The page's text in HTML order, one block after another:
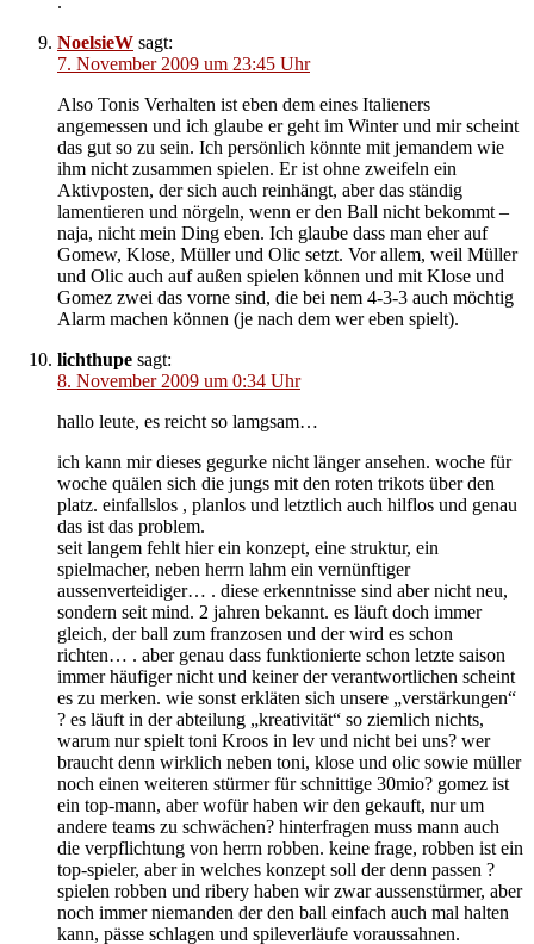
NoelsieW sagt:
7. November 2009 um 23:45 Uhr
Also Tonis Verhalten ist eben dem eines Italieners
angemessen und ich glaube er geht im Winter und mir scheint
das gut so zu sein. Ich persönlich könnte mit jemandem wie
ihm nicht zusammen spielen. Er ist ohne zweifeln ein
Aktivposten, der sich auch reinhängt, aber das ständig
lamentieren und nörgeln, wenn er den Ball nicht bekommt –
naja, nicht mein Ding eben. Ich glaube dass man eher auf
Gomew, Klose, Müller und Olic setzt. Vor allem, weil Müller
und Olic auch auf außen spielen können und mit Klose und
Gomez zwei das vorne sind, die bei nem 4-3-3 auch möchtig
Alarm machen können (je nach dem wer eben spielt).
lichthupe sagt:
8. November 2009 um 0:34 Uhr
hallo leute, es reicht so lamgsam…
ich kann mir dieses gegurke nicht länger ansehen. woche für
woche quälen sich die jungs mit den roten trikots über den
platz. einfallslos , planlos und letztlich auch hilflos und genau
das ist das problem.
seit langem fehlt hier ein konzept, eine struktur, ein
spielmacher, neben herrn lahm ein vernünftiger
aussenverteidiger… . diese erkenntnisse sind aber nicht neu,
sondern seit mind. 2 jahren bekannt. es läuft doch immer
gleich, der ball zum franzosen und der wird es schon
richten… . aber genau dass funktionierte schon letzte saison
immer häufiger nicht und keiner der verantwortlichen scheint
es zu merken. wie sonst erkläten sich unsere „verstärkungen“
? es läuft in der abteilung „kreativität“ so ziemlich nichts,
warum nur spielt toni Kroos in lev und nicht bei uns? wer
braucht denn wirklich neben toni, klose und olic sowie müller
noch einen weiteren stürmer für schnittige 30mio? gomez ist
ein top-mann, aber wofür haben wir den gekauft, nur um
andere teams zu schwächen? hinterfragen muss mann auch
die verpflichtung von herrn robben. keine frage, robben ist ein
top-spieler, aber in welches konzept soll der denn passen ?
spielen robben und ribery haben wir zwar aussenstürmer, aber
noch immer niemanden der den ball einfach auch mal halten
kann, pässe schlagen und spileverläufe voraussahnen.